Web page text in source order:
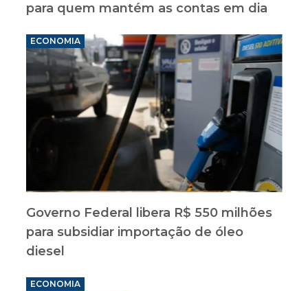
para quem mantém as contas em dia
ECONOMIA
Governo Federal libera R$ 550 milhões
para subsidiar importação de óleo
diesel
ECONOMIA